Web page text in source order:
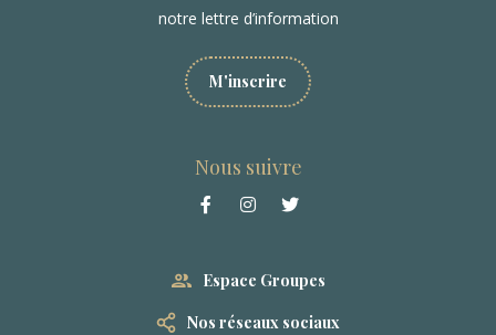
notre lettre d’information
M'inscrire
Nous suivre
Espace Groupes
Nos réseaux sociaux